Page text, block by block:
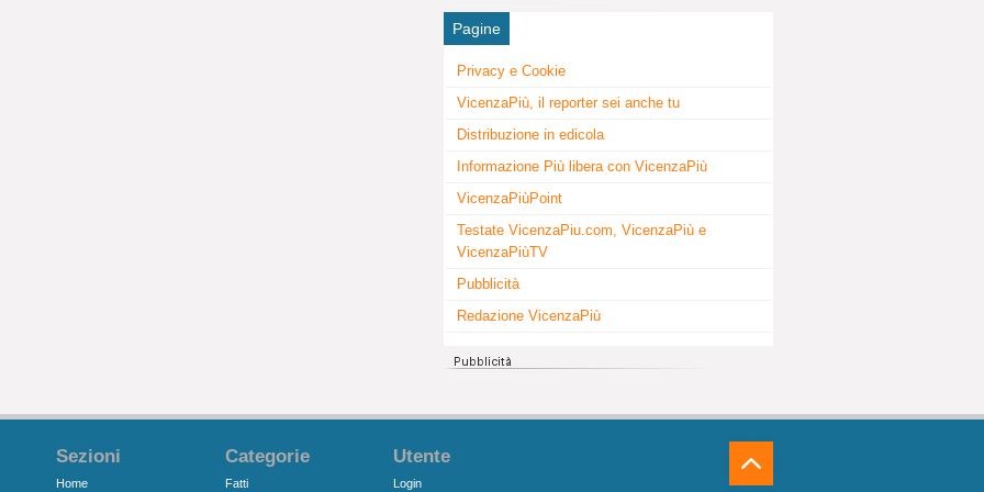
Pagine
Privacy e Cookie
VicenzaPiù, il reporter sei anche tu
Distribuzione in edicola
Informazione Più libera con VicenzaPiù
VicenzaPiùPoint
Testate VicenzaPiu.com, VicenzaPiù e
VicenzaPiùTV
Pubblicità
Redazione VicenzaPiù
Sezioni
Home
Categorie
Fatti
Utente
Login